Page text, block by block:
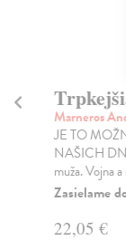
Marneros
JE TO
NAŠICH
muža. Vojna
Zasielame
22,05 €